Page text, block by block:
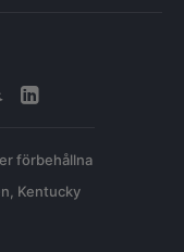
förbehållna